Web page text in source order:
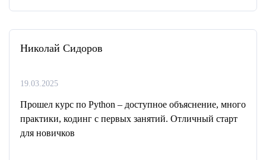
Николай Сидоров
19.03.2025
Прошел курс по Python – доступное объяснение, много
практики, кодинг с первых занятий. Отличный старт
для новичков